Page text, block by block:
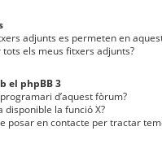
adjunts es permeten en
els meus fitxers adjunts?
el phpBB 3
d’aquest fòrum?
disponible la funció X?
posar en contacte per tractar